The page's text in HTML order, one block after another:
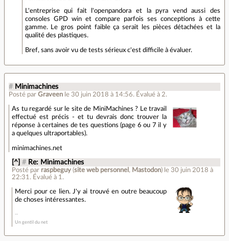
L'entreprise qui fait l'openpandora et la pyra vend aussi des
consoles GPD win et compare parfois ses conceptions à cette
gamme. Le gros point faible ça serait les pièces détachées et la
qualité des plastiques.
Bref, sans avoir vu de tests sérieux c'est difficile à évaluer.
# Minimachines
Posté par Graveen le 30 juin 2018 à 14:56. Évalué à 2.
As tu regardé sur le site de MiniMachines ? Le travail
effectué est précis - et tu devrais donc trouver la
réponse à certaines de tes questions (page 6 ou 7 il y
a quelques ultraportables).
minimachines.net
[^] # Re: Minimachines
Posté par raspbeguy (site web personnel , Mastodon) le 30 juin 2018 à
22:31 . Évalué à 1 .
Merci pour ce lien. J'y ai trouvé en outre beaucoup
de choses intéressantes.
Un gentil du net